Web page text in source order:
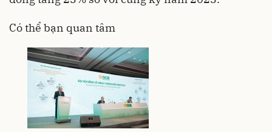
Có thể bạn quan tâm